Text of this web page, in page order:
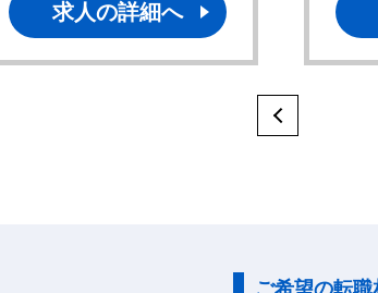
求人の詳細へ
ご希望の転